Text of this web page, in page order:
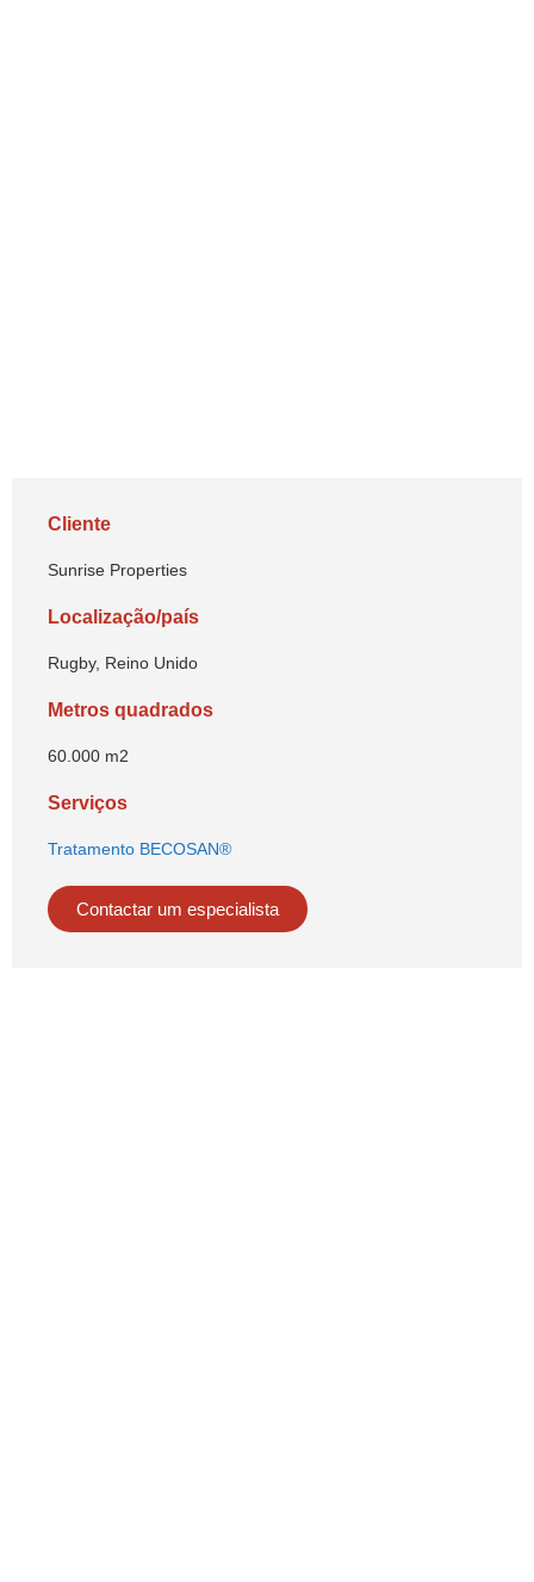
Cliente
Sunrise Properties
Localização/país
Rugby, Reino Unido
Metros quadrados
60.000 m2
Serviços
Tratamento BECOSAN®
Contactar um especialista